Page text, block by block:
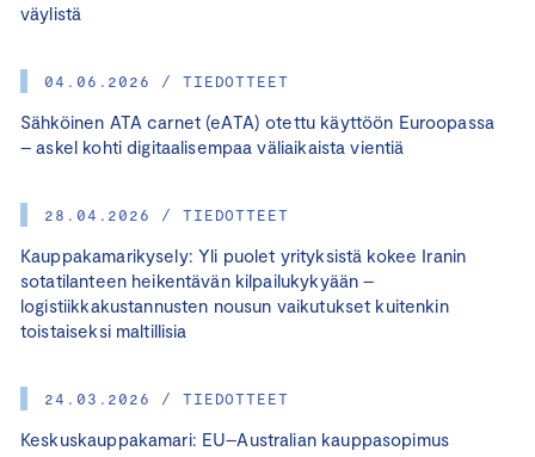
väylistä
04.06.2026 / TIEDOTTEET
Sähköinen ATA carnet (eATA) otettu käyttöön Euroopassa
– askel kohti digitaalisempaa väliaikaista vientiä
28.04.2026 / TIEDOTTEET
Kauppakamarikysely: Yli puolet yrityksistä kokee Iranin
sotatilanteen heikentävän kilpailukykyään –
logistiikkakustannusten nousun vaikutukset kuitenkin
toistaiseksi maltillisia
24.03.2026 / TIEDOTTEET
Keskuskauppakamari: EU–Australian kauppasopimus